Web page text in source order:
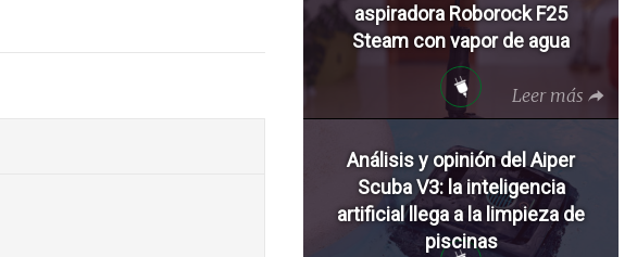
aspiradora Roborock F25
Steam con vapor de agua
Leer más
Análisis y opinión del Aiper
Scuba V3: la inteligencia
artificial llega a la limpieza de
piscinas